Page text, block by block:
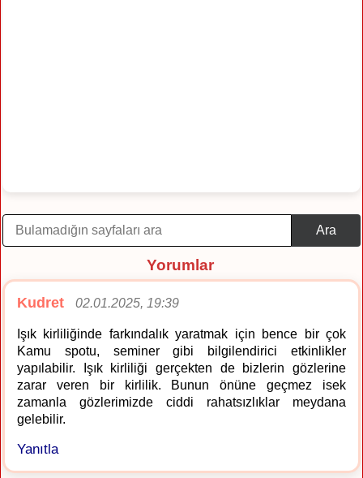
Ara
Yorumlar
Kudret 02.01.2025, 19:39
Işık kirliliğinde farkındalık yaratmak için bence bir çok
Kamu spotu, seminer gibi bilgilendirici etkinlikler
yapılabilir. Işık kirliliği gerçekten de bizlerin gözlerine
zarar veren bir kirlilik. Bunun önüne geçmez isek
zamanla gözlerimizde ciddi rahatsızlıklar meydana
gelebilir.
Yanıtla